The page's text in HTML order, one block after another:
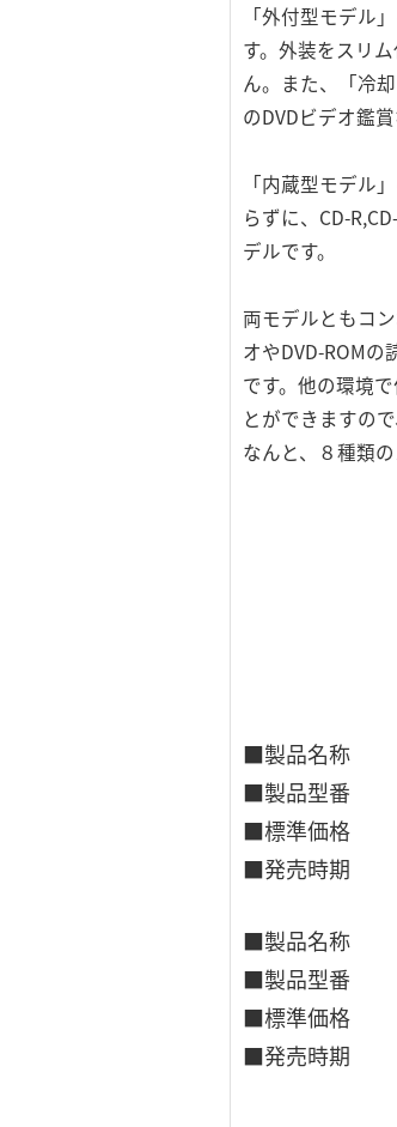
「外付型モデル
す。外装をスリ
ん。また、「冷
のDVDビデオ鑑
「内蔵型モデル
らずに、CD-
デルです。
両モデルともコ
オやDVD-ROMの
です。他の環境
とができますの
なんと、８種類
■製品名称 ：
■製品型番 ：
■標準価格
■発売時期 ：
■製品名称 ：
■製品型番 ：
■標準価格
■発売時期 ：